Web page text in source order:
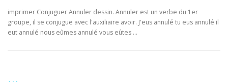
imprimer Conjuguer Annuler dessin. Annuler est un verbe du 1er
groupe, il se conjugue avec l'auxiliaire avoir. J'eus annulé tu eus annulé il
eut annulé nous eûmes annulé vous eûtes …